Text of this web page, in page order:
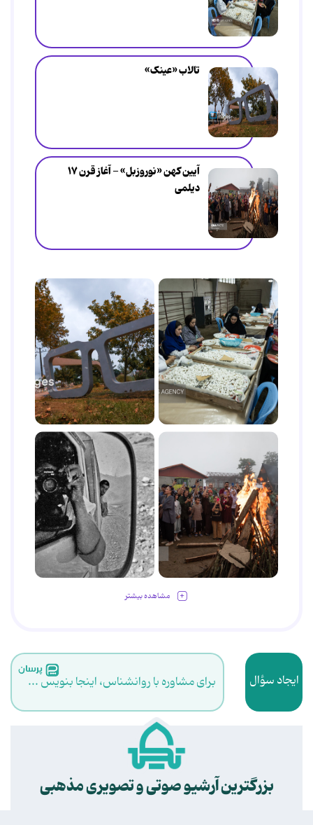
تالاب «عینک»
آیین کهن «نوروزبل» - آغاز قرن ۱۷
دیلمی
مشاهده بیشتر
ایجاد سؤال برای مشاوره با روانشناس، اینجا بنویس ...
.
بزرگترین آرشیو صوتی و تصویری مذهبی